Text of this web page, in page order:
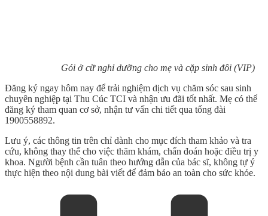
Gói ở cữ nghỉ dưỡng cho mẹ và cặp sinh đôi (VIP)
Đăng ký ngay hôm nay để trải nghiệm dịch vụ chăm sóc sau sinh
chuyên nghiệp tại Thu Cúc TCI và nhận ưu đãi tốt nhất. Mẹ có thể
đăng ký tham quan cơ sở, nhận tư vấn chi tiết qua tổng đài
1900558892.
Lưu ý, các thông tin trên chỉ dành cho mục đích tham khảo và tra
cứu, không thay thế cho việc thăm khám, chẩn đoán hoặc điều trị y
khoa. Người bệnh cần tuân theo hướng dẫn của bác sĩ, không tự ý
thực hiện theo nội dung bài viết để đảm bảo an toàn cho sức khỏe.